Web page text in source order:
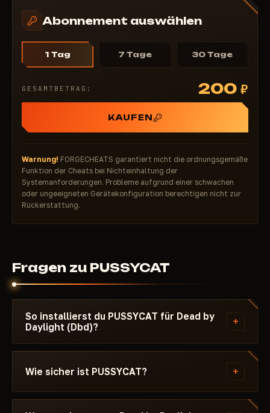
Abonnement auswählen
1 Tag 7 Tage 30 Tage
GESAMTBETRAG: 200 ₽
KAUFEN
Warnung! FORGECHEATS garantiert nicht die ordnungsgemäße
Funktion der Cheats bei Nichteinhaltung der
Systemanforderungen. Probleme aufgrund einer schwachen
oder ungeeigneten Gerätekonfiguration berechtigen nicht zur
Rückerstattung.
Fragen zu PUSSYCAT
So installierst du PUSSYCAT für Dead by
Daylight (Dbd)?
+
Nach der Zahlung erhältst du einen Download-Link
und eine Anleitung speziell für Dead by Daylight
Version, den Secure-Boot-Einstellungen und der
Startreihenfolge. Wenn etwas nicht klappt - schreib
Wie sicher ist PUSSYCAT? +
Der Cheat wird auf dem aktuellen Patch von Dead